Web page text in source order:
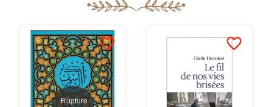
favorite_border
Rupture
favorite_border